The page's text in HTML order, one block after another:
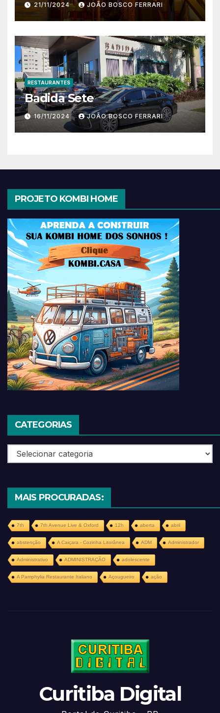
21/11/2024 JOÃO BOSCO FERRARI
RESTAURANTES
Badida Sete
16/11/2024 JOÃO BOSCO FERRARI
PROJETO KOMBI HOME
CATEGORIAS
Categorias
MAIS PROCURADAS:
7th 7th Avenue Live & Oxford 12h aberta abril
abstenção A Caiçara - Cozinha Litorânea ADM Administrador
Administrativo ADMINISTRAÇÃO adolescente
A Pamphylia Restaurante Italiano Açougueiro ação
Curitiba Digital